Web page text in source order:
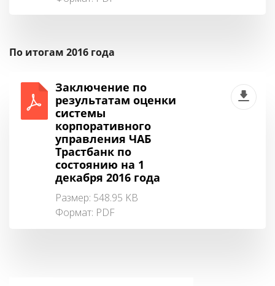
По итогам 2016 года
Заключение по
результатам оценки
системы
корпоративного
управления ЧАБ
Трастбанк по
состоянию на 1
декабря 2016 года
Размер: 548.95 KB
Формат: PDF